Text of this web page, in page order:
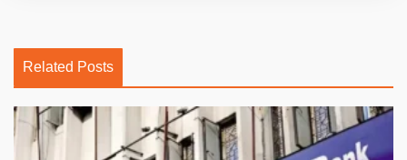
Related Posts